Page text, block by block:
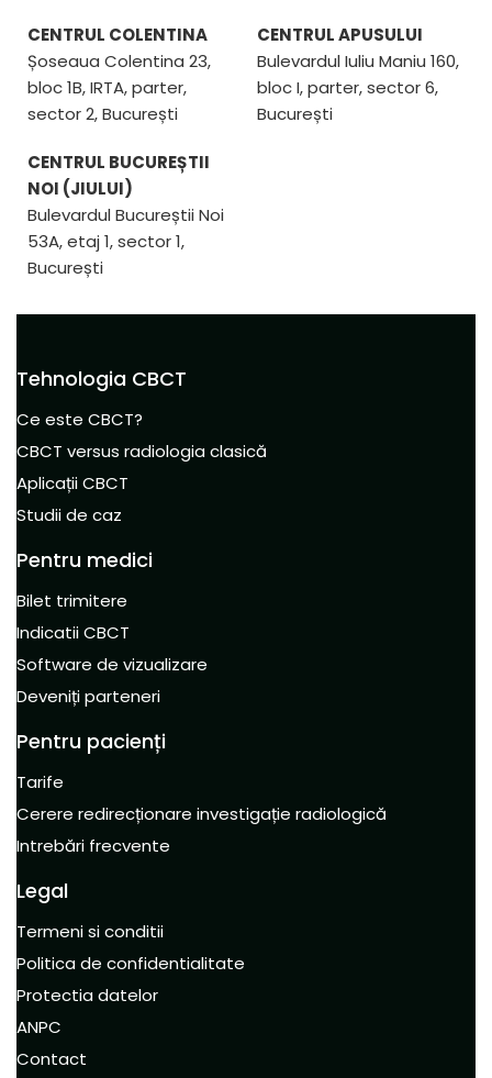
CENTRUL COLENTINA
Șoseaua Colentina 23,
bloc 1B, IRTA, parter,
sector 2, București
CENTRUL APUSULUI
Bulevardul Iuliu Maniu 160,
bloc I, parter, sector 6,
București
CENTRUL BUCUREȘTII
NOI (JIULUI)
Bulevardul Bucureștii Noi
53A, etaj 1, sector 1,
București
Tehnologia CBCT
Ce este CBCT?
CBCT versus radiologia clasică
Aplicații CBCT
Studii de caz
Pentru medici
Bilet trimitere
Indicatii CBCT
Software de vizualizare
Deveniți parteneri
Pentru pacienți
Tarife
Cerere redirecționare investigație radiologică
Intrebări frecvente
Legal
Termeni si conditii
Politica de confidentialitate
Protectia datelor
ANPC
Contact